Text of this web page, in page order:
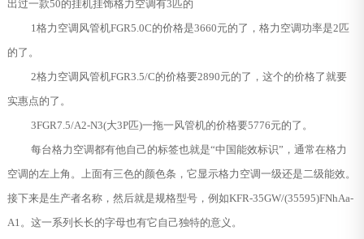
出过一款50的挂机挂饰格力空调有3匹的
1格力空调风管机FGR5.0C的价格是3660元的了，格力空调功率是2匹
的了。
2格力空调风管机FGR3.5/C的价格要2890元的了，这个的价格了就要
实惠点的了。
3FGR7.5/A2-N3(大3P匹)一拖一风管机的价格要5776元的了。
每台格力空调都有他自己的标签也就是“中国能效标识”，通常在格力
空调的左上角。上面有三色的颜色条，它显示格力空调一级还是二级能效。
接下来是生产者名称，然后就是规格型号，例如KFR-35GW/(35595)FNhAa-
A1。这一系列长长的字母也有它自己独特的意义。